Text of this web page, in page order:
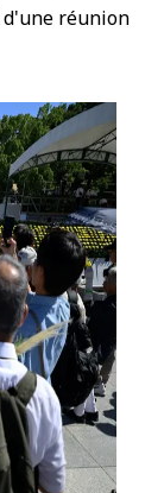
d'une réunion